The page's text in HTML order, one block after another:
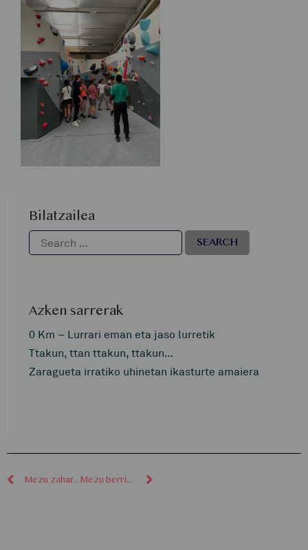
Bilatzailea
Azken sarrerak
0 Km – Lurrari eman eta jaso lurretik
Ttakun, ttan ttakun, ttakun…
Zaragueta irratiko uhinetan ikasturte amaiera
Mezu zaharragoak Mezu berriagoak